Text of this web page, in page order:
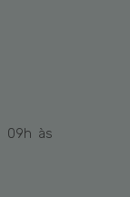
09h às